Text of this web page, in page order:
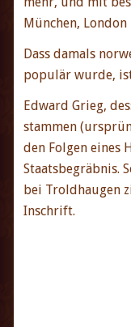
München,
Dass damals
populär wurde,
Edward Grieg,
stammen
den Folgen eines
Staatsbegräbnis.
bei Troldhaugen
Inschrift.